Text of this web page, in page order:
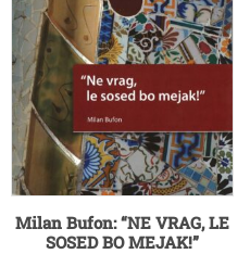
Milan Bufon: “NE VRAG, LE
SOSED BO MEJAK!”